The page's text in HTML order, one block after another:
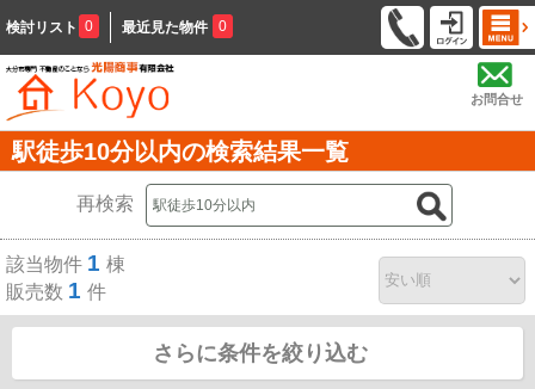
検討リスト 0 最近見た物件 0
お問合せ
駅徒歩10分以内の検索結果一覧
再検索
該当物件 1 棟
販売数 1 件
さらに条件を絞り込む